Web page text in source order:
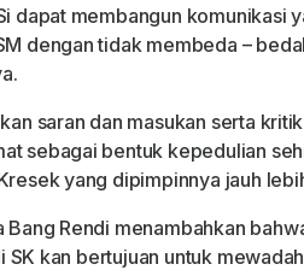
dapat membangun komunikasi
dengan tidak membeda –
saran dan masukan serta
sebagai bentuk kepedulian
yang dipimpinnya jauh
Rendi menambahkan
kan bertujuan untuk